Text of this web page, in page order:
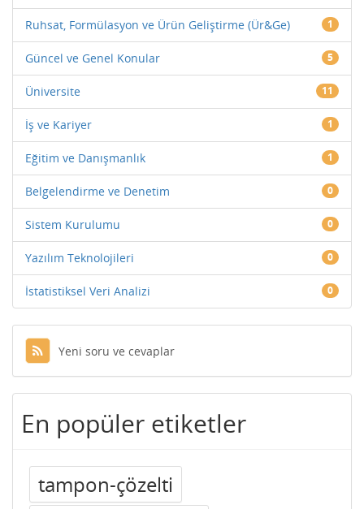
Ruhsat, Formülasyon ve Ürün Geliştirme (Ür&Ge) 1
Güncel ve Genel Konular 5
Üniversite 11
İş ve Kariyer 1
Eğitim ve Danışmanlık 1
Belgelendirme ve Denetim 0
Sistem Kurulumu 0
Yazılım Teknolojileri 0
İstatistiksel Veri Analizi 0
Yeni soru ve cevaplar
En popüler etiketler
tampon-çözelti